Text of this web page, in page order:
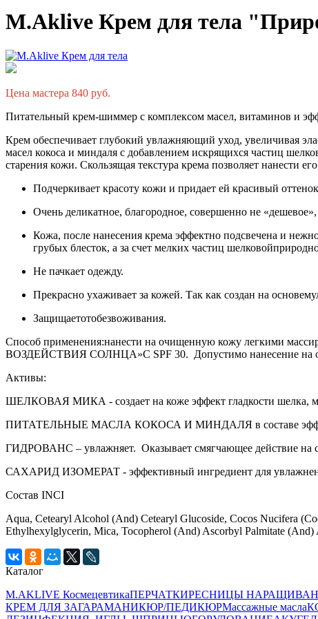
M.Aklive Крем для тела
Цена мастера 840 руб.
Питательный крем-шиммер с комплексом масел, витаминов и
Крем обеспечивает глубокий увлажняющий уход, увеличивая
масел кокоса и миндаля с добавлением искрящихся частиц
старения кожи. Скользящая текстура крема позволяет
Подчеркивает красоту кожи и придает ей красивый
Очень деликатное, благородное, совершенно не
Кожа, после нанесения крема эффектно подсвечена и
грубых блесток, а за счет мелких частиц
Не пачкает одежду.
Прекрасно ухаживает за кожей. Так как создан на
Защищаетотобезвоживания.
Способ применения:нанести на очищенную кожу легкими
ВОЗДЕЙСТВИЯ СОЛНЦА»С SPF 30. Допустимо нанесение на
Активы:
ШЕЛКОВАЯ МИКА - создает на коже эффект гладкости шелка,
ПИТАТЕЛЬНЫЕ МАСЛА КОКОСА И МИНДАЛЯ в составе
ГИДРОВАНС – увлажняет. Оказывает смягчающее действие на
САХАРИД ИЗОМЕРАТ - эффективный ингредиент для
Состав INCI
Aqua, Cetearyl Alcohol (And) Cetearyl Glucoside, Cocos Nucifera
Ethylhexylglycerin, Mica, Tocopherol (And) Ascorbyl Palmitate
Каталог
M.AKLIVE КосмецевтикаПЕРЧАТКИРЕСНИЦЫ
КРЕМ ДЛЯ ЗАГАРАМАНИКЮР/ПЕДИКЮРМассажные масла